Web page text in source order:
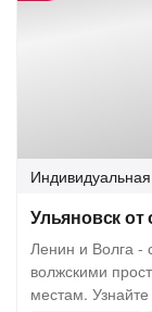
Индивидуальная
Ульяновск
Ленин и Волга -
волжскими
местам.